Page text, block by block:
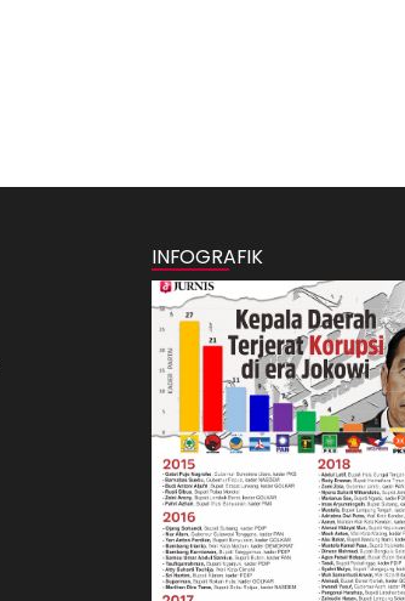
INFOGRAFIK